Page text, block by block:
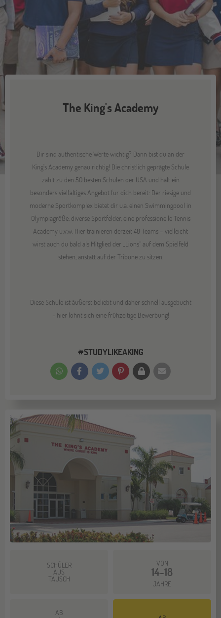
The King's Academy
Dir sind authentische Werte wichtig? Dann bist du an der
King's Academy genau richtig! Die christlich geprägte Schule
zählt zu den 50 besten Schulen der USA und hält ein
besonders vielfältiges Angebot für dich bereit: Der riesige und
moderne Sportkomplex bietet dir u.a. einen Swimmingpool in
Olympiagröße, diverse Sportfelder, eine professionelle Tennis
Academy u.v.w. Hier trainieren derzeit 48 Teams – vielleicht
wirst auch du bald als Mitglied der „Lions” auf dem Spielfeld
stehen, anstatt auf der Tribüne zu sitzen.
Diese Schule ist äußerst beliebt und daher schnell ausgebucht
- hier lohnt sich eine frühzeitige Bewerbung!
#STUDYLIKEAKING
SCHÜLER
AUS
TAUSCH
VON
14-18
JAHRE
AB